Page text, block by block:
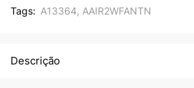
Tags: A13364, AAIR2WFANTN
Descrição